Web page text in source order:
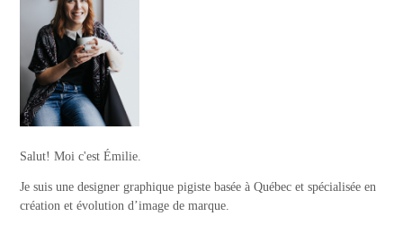
Salut! Moi c'est Émilie.
Je suis une designer graphique pigiste basée à Québec et spécialisée en
création et évolution d’image de marque.